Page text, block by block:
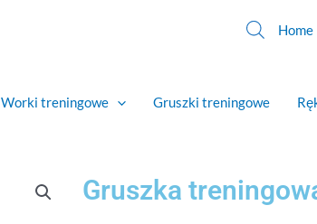
Home
Worki treningowe Gruszki treningowe
Gruszka